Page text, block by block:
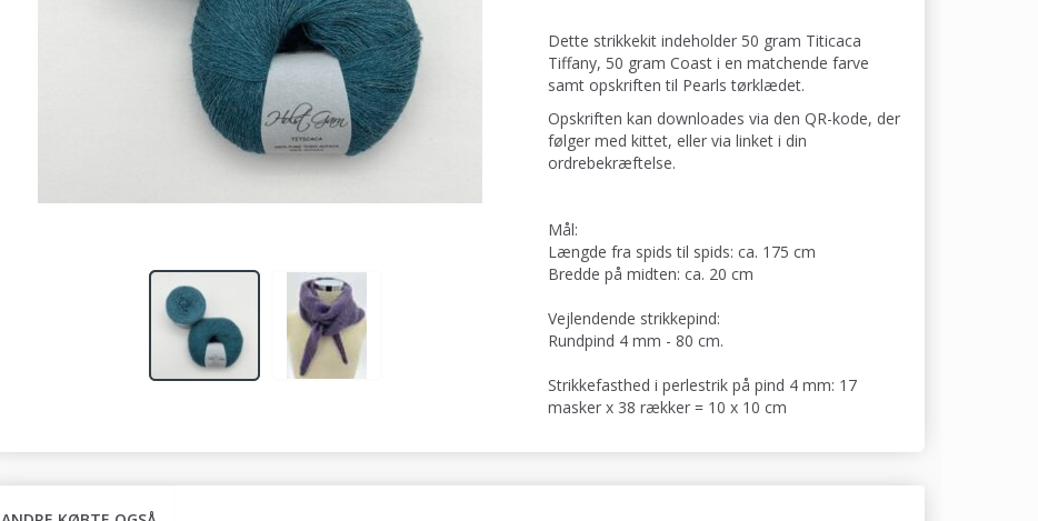
Dette strikkekit indeholder 50 gram Titicaca
Tiffany, 50 gram Coast i en matchende farve
samt opskriften til Pearls tørklædet.
Opskriften kan downloades via den QR-kode, der
følger med kittet, eller via linket i din
ordrebekræftelse.
Mål:
Længde fra spids til spids: ca. 175 cm
Bredde på midten: ca. 20 cm
Vejlendende strikkepind:
Rundpind 4 mm - 80 cm.
Strikkefasthed i perlestrik på pind 4 mm: 17
masker x 38 rækker = 10 x 10 cm